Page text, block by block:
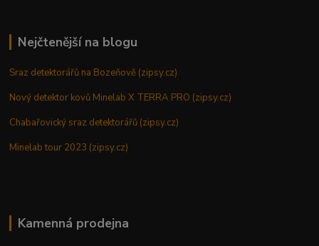
Nejčtenější na blogu
Sraz detektorářů na Bozeňově (zipsy.cz)
Nový detektor kovů Minelab X TERRA PRO (zipsy.cz)
Chabařovický sraz detektorářů (zipsy.cz)
Minelab tour 2023 (zipsy.cz)
Kamenná prodejna